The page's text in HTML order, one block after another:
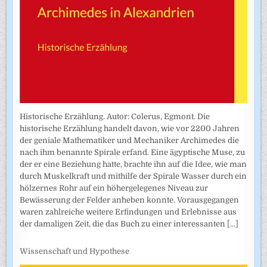
Historische Erzählung. Autor: Colerus, Egmont. Die
historische Erzählung handelt davon, wie vor 2200 Jahren
der geniale Mathematiker und Mechaniker Archimedes die
nach ihm benannte Spirale erfand. Eine ägyptische Muse, zu
der er eine Beziehung hatte, brachte ihn auf die Idee, wie man
durch Muskelkraft und mithilfe der Spirale Wasser durch ein
hölzernes Rohr auf ein höhergelegenes Niveau zur
Bewässerung der Felder anheben konnte. Vorausgegangen
waren zahlreiche weitere Erfindungen und Erlebnisse aus
der damaligen Zeit, die das Buch zu einer interessanten [...]
Wissenschaft und Hypothese